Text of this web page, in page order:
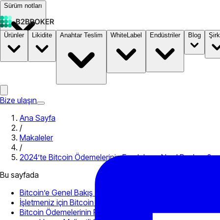
Sürüm notları
Dokümantasyon Fiyatlandırma B2STORE
Ürünler Likidite Anahtar Teslim WhiteLabel Endüstriler Blog
Bize ulaşın
Ana Sayfa
/
Makaleler
/
2024’te Bitcoin Ödemelerinin Faydaları – Nasıl Başlanır?
Bu sayfada
Bitcoin’e Genel Bakış 2024
İşletmeniz için Bitcoin ile İşlem Yapmak
Bitcoin Ödemelerinin Faydaları